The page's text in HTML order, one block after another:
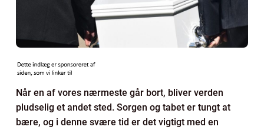
Når en af vores nærmeste går bort, bliver verden
pludselig et andet sted. Sorgen og tabet er tungt at
bære, og i denne svære tid er det vigtigt med en